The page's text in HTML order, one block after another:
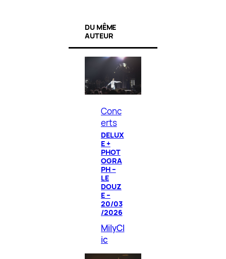
DU MÊME
AUTEUR
Conc
erts
DELUX
E +
PHOT
OGRA
PH –
LE
DOUZ
E –
20/03
/2026
MilyCl
ic